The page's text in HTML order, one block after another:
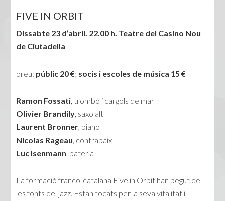
FIVE IN ORBIT
Dissabte 23 d’abril. 22.00 h. Teatre del Casino Nou
de Ciutadella
preu: públic 20 €; socis i escoles de música 15 €
Ramon Fossati, trombó i cargols de mar
Olivier Brandily, saxo alt
Laurent Bronner, piano
Nicolas Rageau, contrabaix
Luc Isenmann, bateria
La formació franco-catalana Five in Orbit han begut de
les fonts del jazz. Estan tocats per la seva vitalitat i